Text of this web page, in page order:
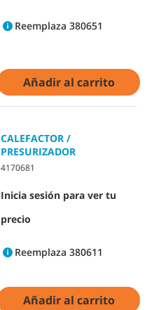
Reemplaza 380651
Añadir al carrito
CALEFACTOR /
PRESURIZADOR
4170681
Inicia sesión para ver tu
precio
Reemplaza 380611
Añadir al carrito